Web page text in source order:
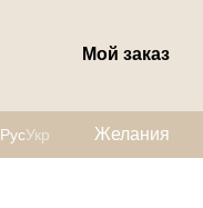
Мой заказ
РусУкр Желания